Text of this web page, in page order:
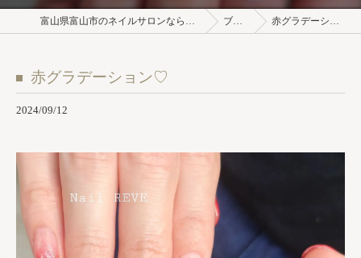
富山県富山市のネイルサロンならNail REVE ブログ 赤グラデーション♡
赤グラデーション♡
2024/09/12